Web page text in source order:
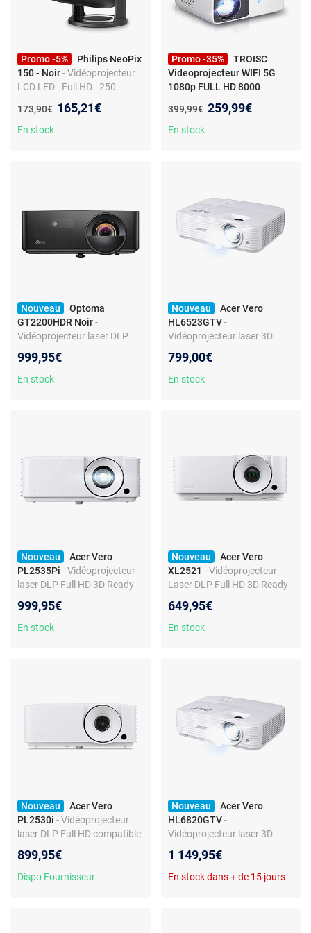
Promo -5%
Philips NeoPix
150 - Noir- Vidéoprojecteur
LCD LED - Full HD - 250
- Haut-parleurs intégrés 2 x
3W
Ancien prix :
173,90€ Nouveau prix :
165,21€
En stock
Promo -35%
TROISC
Videoprojecteur WIFI 5G
1080p FULL HD 8000
Bluetooth 300" Max
Videoprojecteur WIFI 5G
L'écran 300 Max 4K Blanc
Ancien prix :
399,99€ Nouveau prix :
259,99€
En stock
Nouveau
Optoma
GT2200HDR Noir-
Vidéoprojecteur laser DLP
4K UHD et HDR - 3300
Lumens - Focale courte -
999,95€
En stock
Nouveau
Acer Vero
HL6523GTV -
Vidéoprojecteur laser 3D
HD - 3500 Lumens - Lens
Shift Vertical - Zoom 1.3x -
799,00€
En stock
Nouveau
Acer Vero
PL2535Pi - Vidéoprojecteur
laser DLP Full HD 3D Ready -
HDMI - Haut-parleur intégré
1x 15W
999,95€
En stock
Nouveau
Acer Vero
XL2521 - Vidéoprojecteur
Laser DLP Full HD 3D Ready -
standard - Mise au point
manuelle - 2x HDMI 2.0 - RS-
649,95€
En stock
Nouveau
Acer Vero
PL2530i - Vidéoprojecteur
laser DLP Full HD compatible
Zoom 1.3x - Wi-Fi -
HDMI/VGA - Haut-parleur
899,95€
Dispo Fournisseur
Nouveau
Acer Vero
HL6820GTV -
Vidéoprojecteur laser 3D
UHD - 3500 Lumens - Lens
Shift Vertical - Zoom 1.3x -
1 149,95€
En stock dans + de 15 jours